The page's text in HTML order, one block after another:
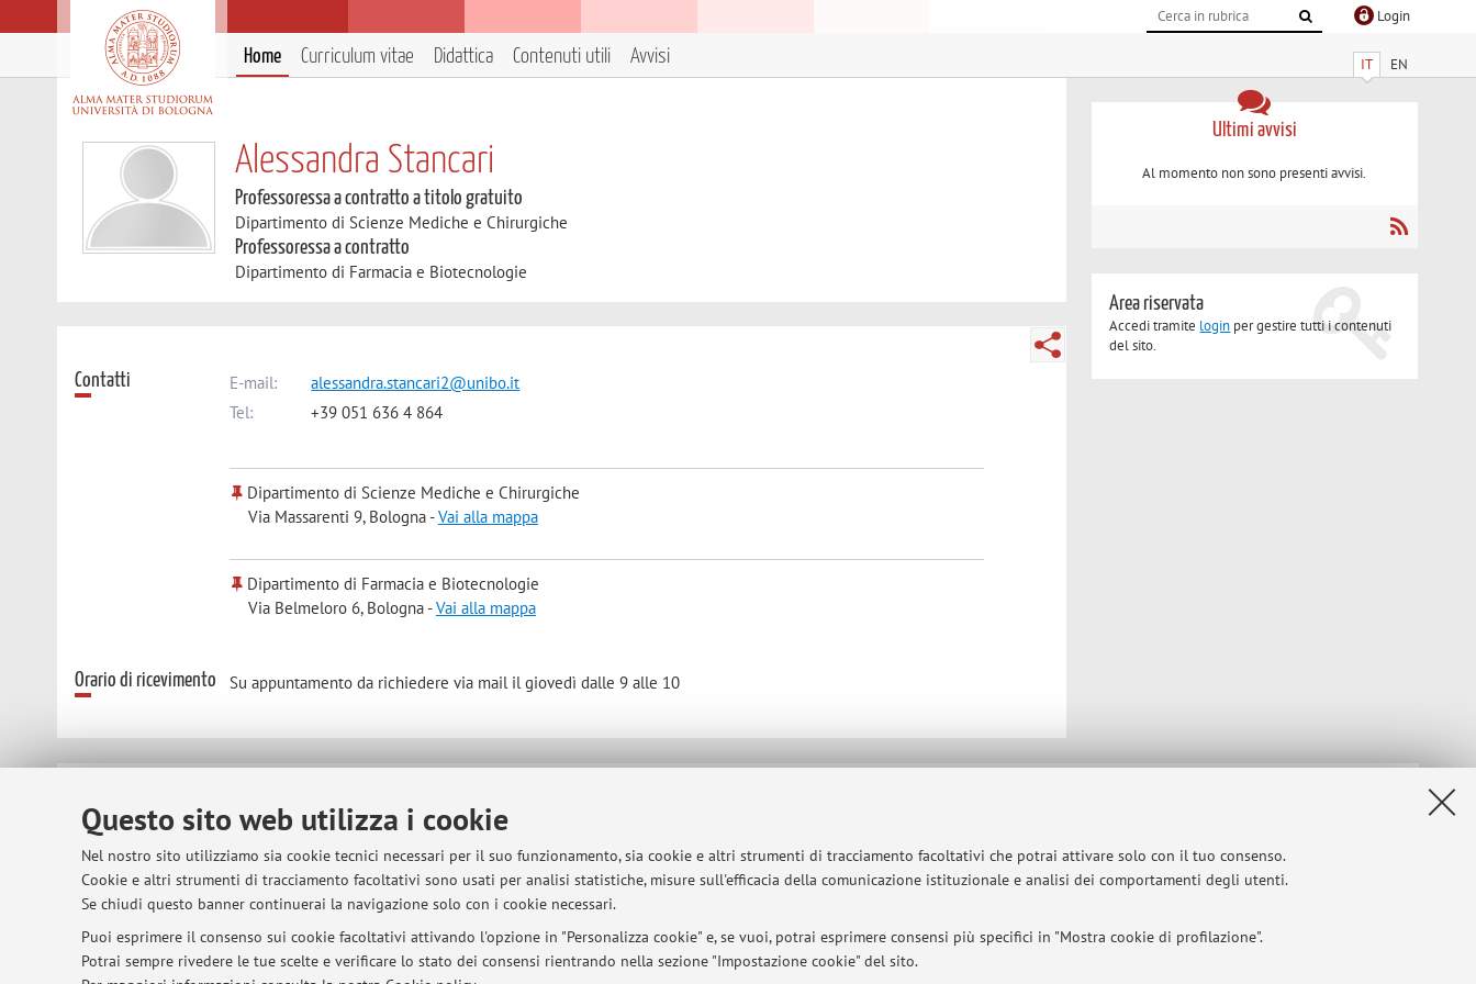
Questo sito web utilizza i cookie
Nel nostro sito utilizziamo sia cookie tecnici necessari per il suo funzionamento, sia cookie e altri strumenti di tracciamento facoltativi che potrai attivare solo con il tuo consenso.
Cookie e altri strumenti di tracciamento facoltativi sono usati per analisi statistiche, misure sull'efficacia della comunicazione istituzionale e analisi dei comportamenti degli utenti.
Se chiudi questo banner continuerai la navigazione solo con i cookie necessari.
Puoi esprimere il consenso sui cookie facoltativi attivando l'opzione in "Personalizza cookie" e, se vuoi, potrai esprimere consensi più specifici in "Mostra cookie di profilazione".
Potrai sempre rivedere le tue scelte e verificare lo stato dei consensi rientrando nella sezione "Impostazione cookie" del sito.
Login
IT EN
Home Curriculum vitae Didattica Contenuti utili Avvisi
Alessandra Stancari
Professoressa a contratto a titolo gratuito
Dipartimento di Scienze Mediche e Chirurgiche
Professoressa a contratto
Dipartimento di Farmacia e Biotecnologie
Contatti E-mail:
alessandra.stancari2@unibo.it
Tel:
+39 051 636 4 864
Dipartimento di Scienze Mediche e Chirurgiche
Via Massarenti 9, Bologna -Vai alla mappa
Dipartimento di Farmacia e Biotecnologie
Via Belmeloro 6, Bologna -Vai alla mappa
Orario di ricevimento Su appuntamento da richiedere via mail il giovedì dalle 9 alle 10
Ultimi avvisi
Al momento non sono presenti avvisi.
Area riservata
Accedi tramite login per gestire tutti i contenuti
del sito.